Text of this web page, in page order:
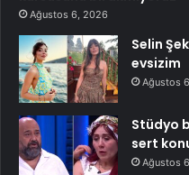
Ağustos 6, 2026
Selin
evsizim
Ağustos
Stüdyo
sert
Ağustos